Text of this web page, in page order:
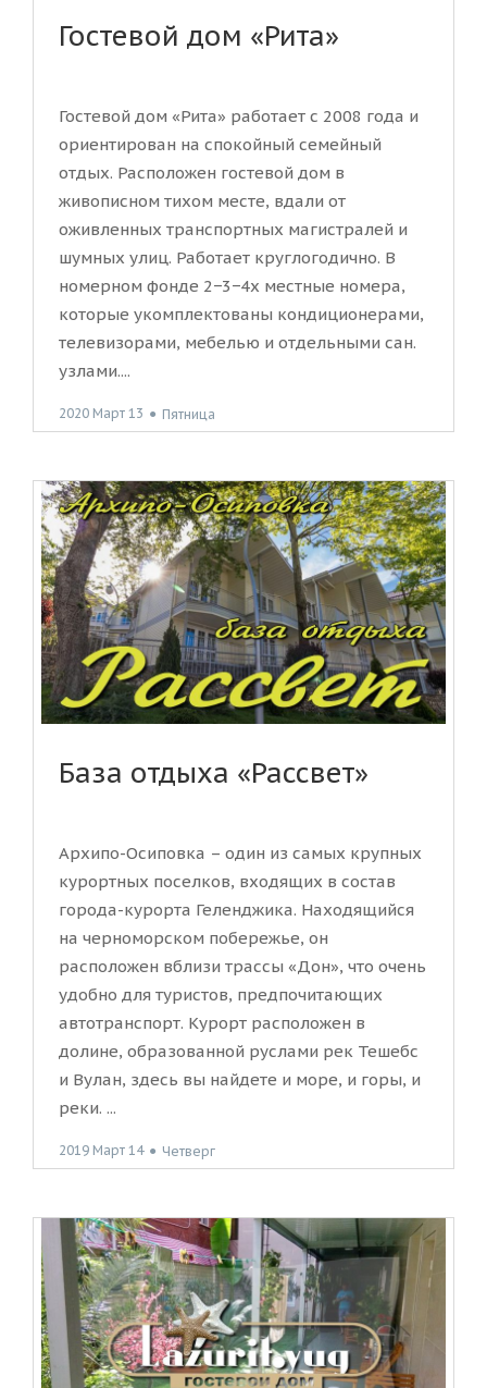
Гостевой дом «Рита»
Гостевой дом «Рита» работает с 2008 года и
ориентирован на спокойный семейный
отдых. Расположен гостевой дом в
живописном тихом месте, вдали от
оживленных транспортных магистралей и
шумных улиц. Работает круглогодично. В
номерном фонде 2−3−4х местные номера,
которые укомплектованы кондиционерами,
телевизорами, мебелью и отдельными сан.
узлами....
2020 Март 13 ● Пятница
База отдыха «Рассвет»
Архипо-Осиповка – один из самых крупных
курортных поселков, входящих в состав
города-курорта Геленджика. Находящийся
на черноморском побережье, он
расположен вблизи трассы «Дон», что очень
удобно для туристов, предпочитающих
автотранспорт. Курорт расположен в
долине, образованной руслами рек Тешебс
и Вулан, здесь вы найдете и море, и горы, и
реки. ...
2019 Март 14 ● Четверг